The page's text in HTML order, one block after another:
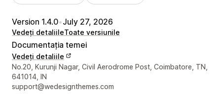
Version 1.4.0•July 27, 2026
Vedeți detaliileToate versiunile
Documentația temei
Vedeți detaliile
Detaliile de contact ale designerului
No.20, Kurunji Nagar, Civil Aerodrome Post, Coimbatore, TN,
641014, IN
support@wedesignthemes.com